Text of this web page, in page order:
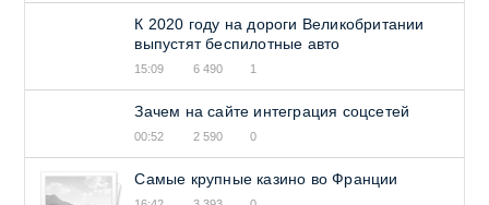
К 2020 году на дороги Великобритании
выпустят беспилотные авто
15:09 6 490 1
Зачем на сайте интеграция соцсетей
00:52 2 590 0
Самые крупные казино во Франции